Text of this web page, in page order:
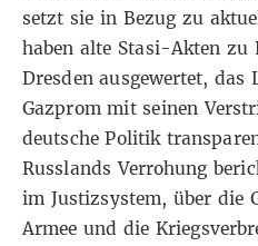
setzt sie in Bezug zu
haben alte Stasi-Akten zu
Dresden ausgewertet, das
Gazprom mit seinen
deutsche Politik
Russlands Verrohung
im Justizsystem, über die
Armee und die